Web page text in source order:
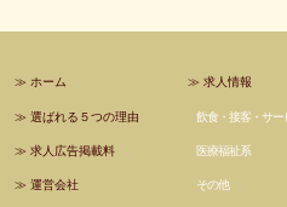
≫ ホーム
≫ 選ばれる５つの理由
≫ 求人広告掲載料
≫ 運営会社
≫求人情報
飲食・接客・サー
医療福祉系
その他